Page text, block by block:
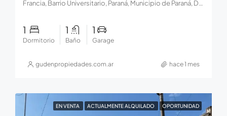
Francia, Barrio Universitario, Paraná, Municipio de Paraná, Distrito Sauce, Departamento Paraná, Entre Ríos, 3102, Argentina
1
Dormitorio
1
Baño
1
Garage
gudenpropiedades.com.ar hace 1 mes
EN VENTA ACTUALMENTE ALQUILADO OPORTUNIDAD